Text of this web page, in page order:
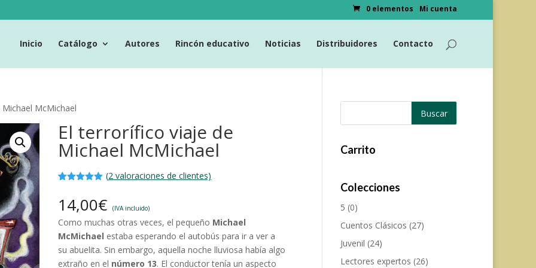
Mi cuenta
0 elementos
Inicio Catálogo Autores Rincón educativo Noticias Distribuidores Contacto
McMichael
El terrorífico viaje de
Michael McMichael
5 en base
valoracione
clientes
(2 valoraciones de clientes)
14,00€ (IVA incluido)
Como muchas otras veces, el pequeño Michael
McMichael estaba esperando el autobús para ir a ver a
su abuelita. Sin embargo, aquella noche lluviosa había algo
extraño en el número 13. El conductor tenía un aspecto
Carrito
Colecciones
5 (0)
Cuentos Clásicos (27)
Juvenil (24)
Lectores expertos (26)